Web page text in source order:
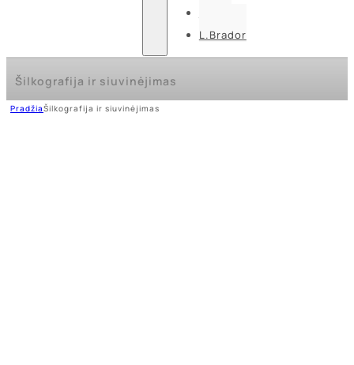
L.Brador
Šilkografija ir siuvinėjimas
PradžiaŠilkografija ir siuvinėjimas